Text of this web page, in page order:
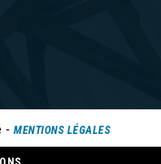
- MENTIONS LÉGALES